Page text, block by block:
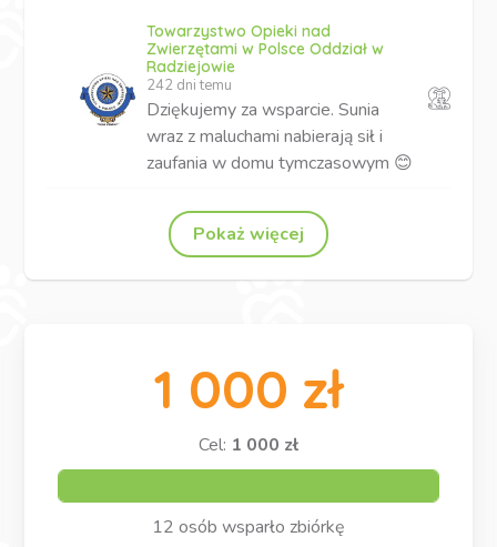
Towarzystwo Opieki nad
Zwierzętami w Polsce Oddział w
Radziejowie
242 dni temu
Dziękujemy za wsparcie. Sunia
wraz z maluchami nabierają sił i
zaufania w domu tymczasowym 😊
Pokaż więcej
1 000 zł
Cel: 1 000 zł
12 osób wsparło zbiórkę